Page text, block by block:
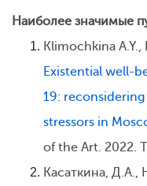
Наиболее значимые
Klimochkina A.Y.,
Existential well-
19:
stressors in
of the Art. 2022.
Касаткина, Д.А.,